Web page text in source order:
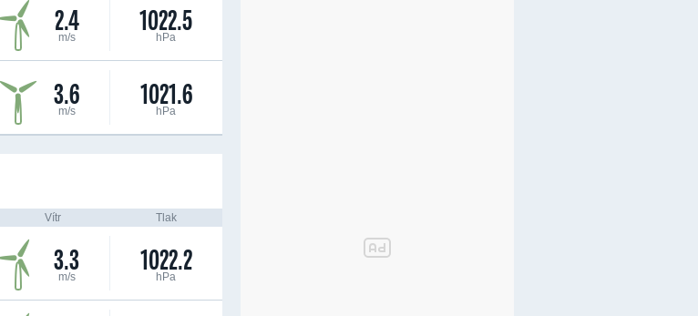
2.4
m/s 1022.5
hPa
3.6
m/s 1021.6
hPa
Vítr Tlak
3.3
m/s 1022.2
hPa